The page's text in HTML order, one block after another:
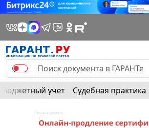
Бюджетный учет Судебная практика